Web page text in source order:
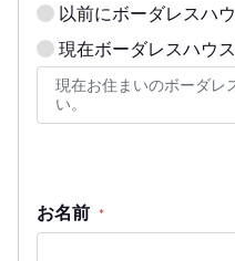
以前にボーダレスハ
現在ボーダレスハウ
お名前 *